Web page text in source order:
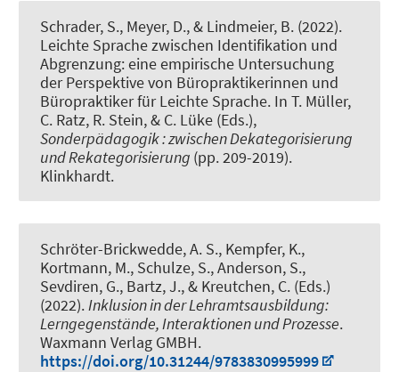
Schrader, S., Meyer, D., & Lindmeier, B. (2022).
Leichte Sprache zwischen Identifikation und
Abgrenzung: eine empirische Untersuchung
der Perspektive von Büropraktikerinnen und
Büropraktiker für Leichte Sprache. In T. Müller,
C. Ratz, R. Stein, & C. Lüke (Eds.),
Sonderpädagogik : zwischen Dekategorisierung
und Rekategorisierung (pp. 209-2019).
Klinkhardt.
Schröter-Brickwedde, A. S., Kempfer, K.,
Kortmann, M., Schulze, S., Anderson, S.,
Sevdiren, G., Bartz, J., & Kreutchen, C. (Eds.)
(2022).Inklusion in der Lehramtsausbildung:
Lerngegenstände, Interaktionen und Prozesse.
Waxmann Verlag GMBH.
https://doi.org/10.31244/9783830995999